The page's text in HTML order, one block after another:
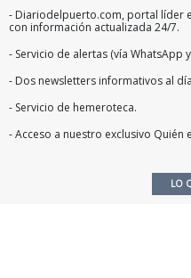
- Diariodelpuerto.com, portal líder
con información actualizada 24/7.
- Servicio de alertas (vía WhatsApp
- Dos newsletters informativos al
- Servicio de hemeroteca.
- Acceso a nuestro exclusivo Quién
LO